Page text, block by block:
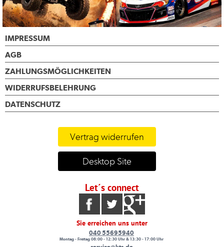
IMPRESSUM
AGB
ZAHLUNGSMÖGLICHKEITEN
WIDERRUFSBELEHRUNG
DATENSCHUTZ
Vertrag widerrufen
Desktop Site
Let´s connect
Sie erreichen uns unter
040 55695940
Montag - Freitag 08:00 - 12:30 Uhr & 13:30 - 17:00 Uhr